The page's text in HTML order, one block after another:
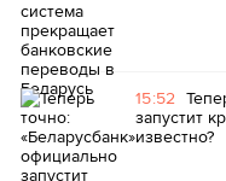
15:52
запустит
известно?